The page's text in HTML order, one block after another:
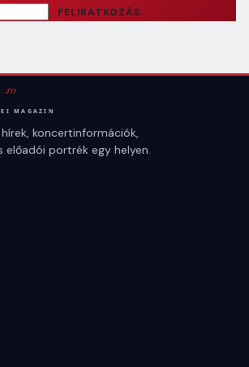
FELIRATKOZÁS
koncertinformációk,
előadói portrék egy helyen.